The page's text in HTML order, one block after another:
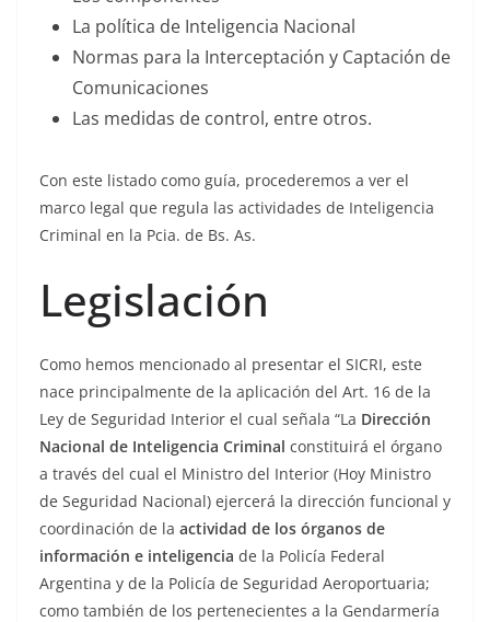
La política de Inteligencia Nacional
Normas para la Interceptación y Captación de
Comunicaciones
Las medidas de control, entre otros.
Con este listado como guía, procederemos a ver el
marco legal que regula las actividades de Inteligencia
Criminal en la Pcia. de Bs. As.
Legislación
Como hemos mencionado al presentar el SICRI, este
nace principalmente de la aplicación del Art. 16 de la
Ley de Seguridad Interior el cual señala “La Dirección
Nacional de Inteligencia Criminal constituirá el órgano
a través del cual el Ministro del Interior (Hoy Ministro
de Seguridad Nacional) ejercerá la dirección funcional y
coordinación de la actividad de los órganos de
información e inteligencia de la Policía Federal
Argentina y de la Policía de Seguridad Aeroportuaria;
como también de los pertenecientes a la Gendarmería